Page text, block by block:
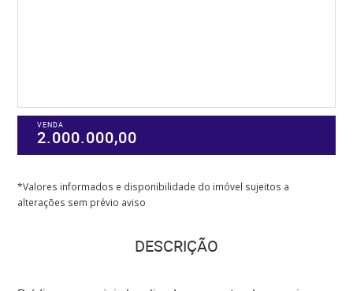
VENDA
2.000.000,00
*Valores informados e disponibilidade do imóvel sujeitos a
alterações sem prévio aviso
DESCRIÇÃO